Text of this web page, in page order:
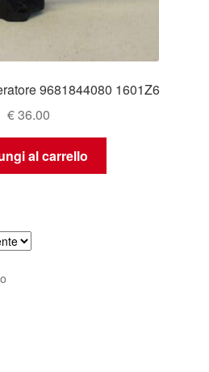
9681844080 1601Z6
€36.00
al carrello